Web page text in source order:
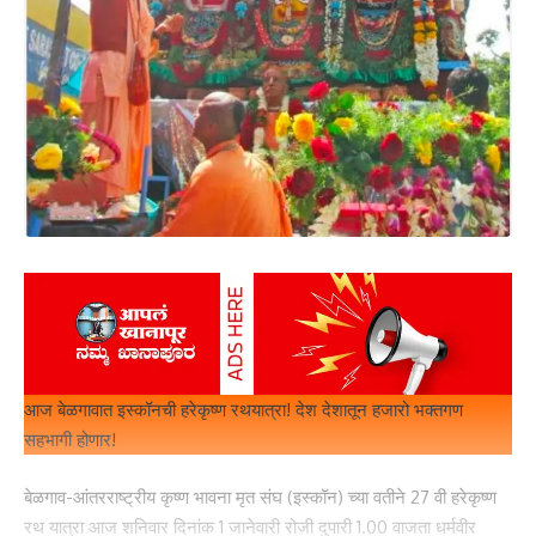
आज बेळगावात इस्कॉनची हरेकृष्ण रथयात्रा! देश देशातून हजारो भक्तगण
सहभागी होणार!
बेळगाव-आंतरराष्ट्रीय कृष्ण भावना मृत संघ (इस्कॉन) च्या वतीने 27 वी हरेकृष्ण
रथ यात्रा आज शनिवार दिनांक 1 जानेवारी रोजी दुपारी 1.00 वाजता धर्मवीर